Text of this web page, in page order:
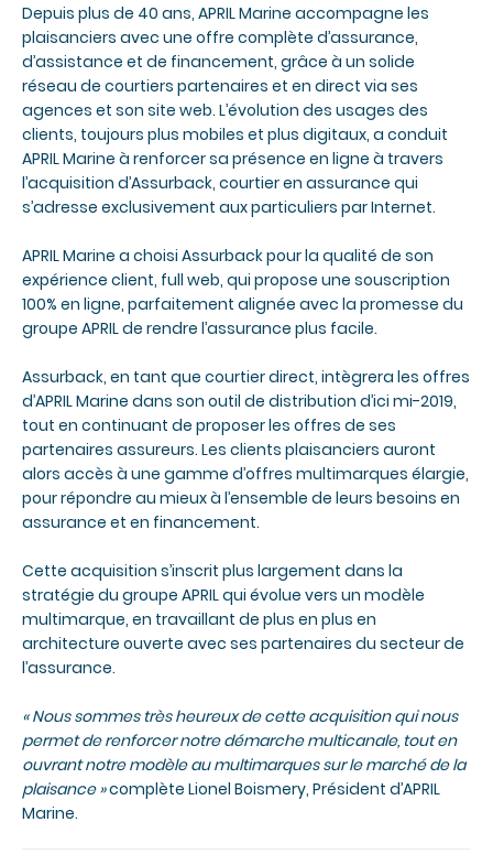
Depuis plus de 40 ans, APRIL Marine accompagne les
plaisanciers avec une offre complète d’assurance,
d’assistance et de financement, grâce à un solide
réseau de courtiers partenaires et en direct via ses
agences et son site web. L’évolution des usages des
clients, toujours plus mobiles et plus digitaux, a conduit
APRIL Marine à renforcer sa présence en ligne à travers
l’acquisition d’Assurback, courtier en assurance qui
s’adresse exclusivement aux particuliers par Internet.
APRIL Marine a choisi Assurback pour la qualité de son
expérience client, full web, qui propose une souscription
100% en ligne, parfaitement alignée avec la promesse du
groupe APRIL de rendre l’assurance plus facile.
Assurback, en tant que courtier direct, intègrera les offres
d’APRIL Marine dans son outil de distribution d’ici mi-2019,
tout en continuant de proposer les offres de ses
partenaires assureurs. Les clients plaisanciers auront
alors accès à une gamme d’offres multimarques élargie,
pour répondre au mieux à l’ensemble de leurs besoins en
assurance et en financement.
Cette acquisition s’inscrit plus largement dans la
stratégie du groupe APRIL qui évolue vers un modèle
multimarque, en travaillant de plus en plus en
architecture ouverte avec ses partenaires du secteur de
l’assurance.
« Nous sommes très heureux de cette acquisition qui nous
permet de renforcer notre démarche multicanale, tout en
ouvrant notre modèle au multimarques sur le marché de la
plaisance »complète Lionel Boismery, Président d’APRIL
Marine.